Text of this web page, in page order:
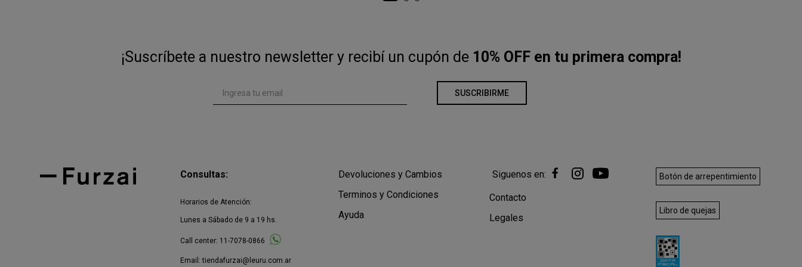
¡Suscríbete a nuestro newsletter y recibí un cupón de 10% OFF en tu primera compra!
SUSCRIBIRME
Consultas:
Horarios de Atención:
Lunes a Sábado de 9 a 19 hs.
Call center: 11-7078-0866
Email:tiendafurzai@leuru.com.ar
Devoluciones y Cambios
Terminos y Condiciones
Ayuda
Siguenos en:
Contacto
Legales
Botón de arrepentimiento
Libro de quejas